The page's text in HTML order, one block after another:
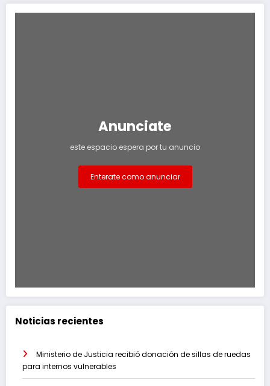
Anunciate
este espacio espera por tu anuncio
Enterate como anunciar
Noticias recientes
Ministerio de Justicia recibió donación de sillas de ruedas
para internos vulnerables